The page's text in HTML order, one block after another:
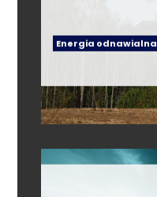
Energia odnawialna